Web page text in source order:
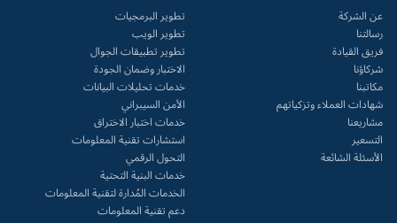
عن الشركة
رسالتنا
فريق القيادة
شركاؤنا
مكاتبنا
شهادات العملاء وتزكياتهم
مشاريعنا
التسعير
الأسئلة الشائعة
تطوير البرمجيات
تطوير الويب
تطوير تطبيقات الجوال
الاختبار وضمان الجودة
خدمات تحليلات البيانات
الأمن السيبراني
خدمات اختبار الاختراق
استشارات تقنية المعلومات
التحول الرقمي
خدمات البنية التحتية
الخدمات المُدارة لتقنية المعلومات
دعم تقنية المعلومات